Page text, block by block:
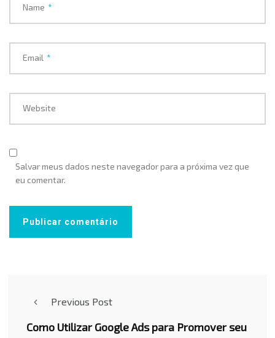
Name *
Email *
Website
Salvar meus dados neste navegador para a próxima vez que
eu comentar.
Previous Post
Como Utilizar Google Ads para Promover seu